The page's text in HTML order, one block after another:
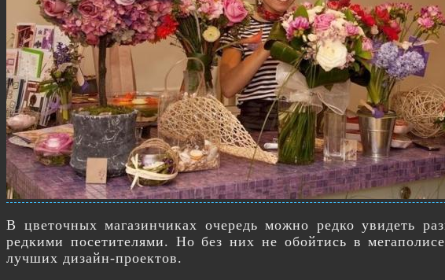
В цветочных магазинчиках очередь можно редко увидеть
редкими посетителями. Но без них не обойтись в
лучших дизайн-проектов.